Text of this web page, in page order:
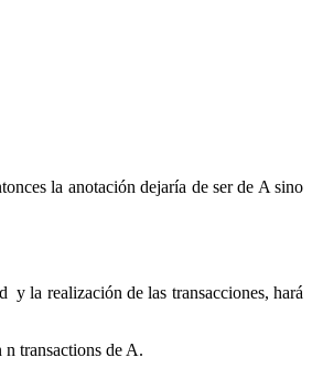
la anotación dejaría de ser de A sino
y la realización de las transacciones, hará
n transactions de A.